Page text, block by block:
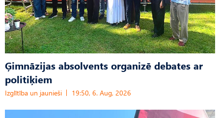
Ģimnāzijas absolvents organizē debates ar
politiķiem
Izglītība un jaunieši 19:50, 6. Aug, 2026